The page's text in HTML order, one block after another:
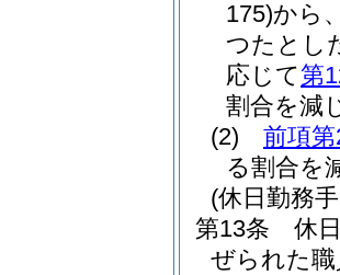
175)から
つたとし
応じて第
割合を減
(2)
前項
る割合を
(休日勤務
第13条
休
ぜられた